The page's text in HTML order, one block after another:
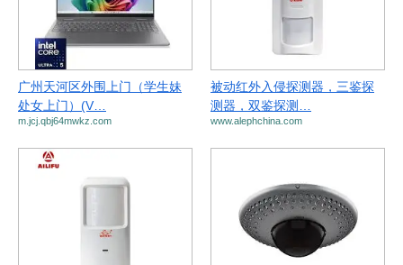
广州天河区外围上门（学生妹
处女上门）(V…
m.jcj.qbj64mwkz.com
被动红外入侵探测器，三鉴探
测器，双鉴探测…
www.alephchina.com